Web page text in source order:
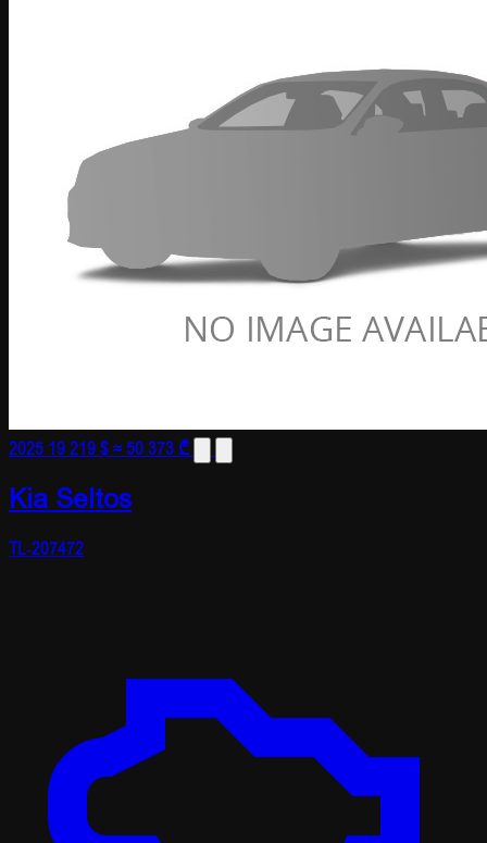
2025 19 219 $≈ 50 373 ₾
Kia Seltos
TL-207472